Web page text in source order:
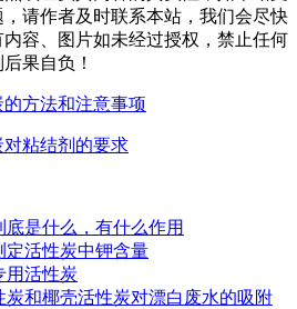
请作者及时联系本站，我们会尽快
容、图片如未经过授权，禁止任何
果自负！
方法和注意事项
粘结剂的要求
底是什么，有什么作用
定活性炭中钾含量
用活性炭
炭和椰壳活性炭对漂白废水的吸附